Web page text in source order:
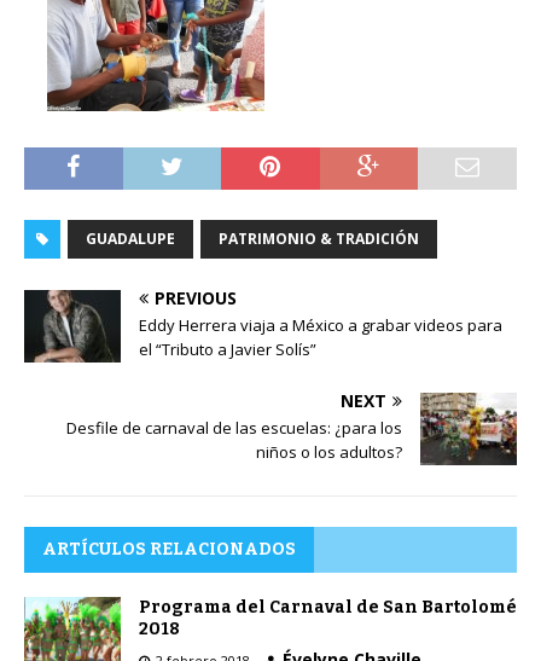
GUADALUPE PATRIMONIO & TRADICIÓN
PREVIOUS
Eddy Herrera viaja a México a grabar videos para
el “Tributo a Javier Solís”
NEXT
Desfile de carnaval de las escuelas: ¿para los
niños o los adultos?
ARTÍCULOS RELACIONADOS
Programa del Carnaval de San Bartolomé
2018